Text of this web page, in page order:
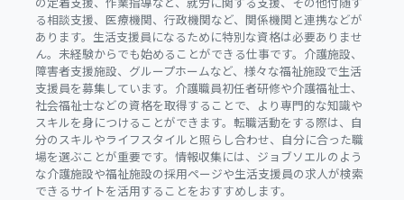
る相談支援、医療機関、行政機関など、関係機関と連携などが
あります。生活支援員になるために特別な資格は必要ありませ
ん。未経験からでも始めることができる仕事です。介護施設、
障害者支援施設、グループホームなど、様々な福祉施設で生活
支援員を募集しています。介護職員初任者研修や介護福祉士、
社会福祉士などの資格を取得することで、より専門的な知識や
スキルを身につけることができます。転職活動をする際は、自
分のスキルやライフスタイルと照らし合わせ、自分に合った職
場を選ぶことが重要です。情報収集には、ジョブソエルのよう
な介護施設や福祉施設の採用ページや生活支援員の求人が検索
できるサイトを活用することをおすすめします。